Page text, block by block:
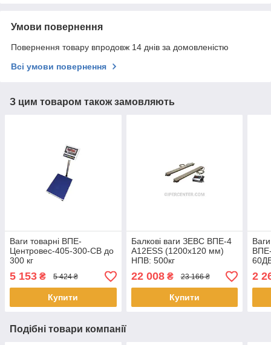
Умови повернення
Повернення товару впродовж 14 днів за домовленістю
Всі умови повернення
З цим товаром також замовляють
Ваги товарні ВПЕ-
Центровес-405-300-СВ до
300 кг
5 153 ₴ 5 424 ₴
Купити
Балкові ваги ЗЕВС ВПЕ-4
А12ESS (1200х120 мм)
НПВ: 500кг
22 008₴ 23 166 ₴
Купити
10 г
2
Подібні товари компанії